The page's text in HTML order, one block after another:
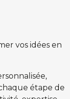
vos idées en
étape de